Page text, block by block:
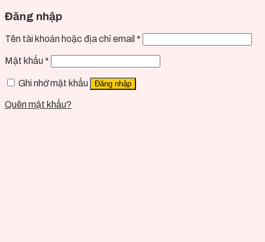
Đăng nhập
Tên tài khoản hoặc địa chỉ email *
Mật khẩu *
Ghi nhớ mật khẩu Đăng nhập
Quên mật khẩu?